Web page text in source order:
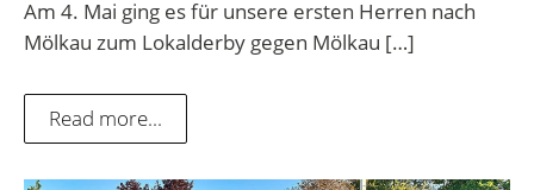
Am 4. Mai ging es für unsere ersten Herren nach
Mölkau zum Lokalderby gegen Mölkau […]
Read more...